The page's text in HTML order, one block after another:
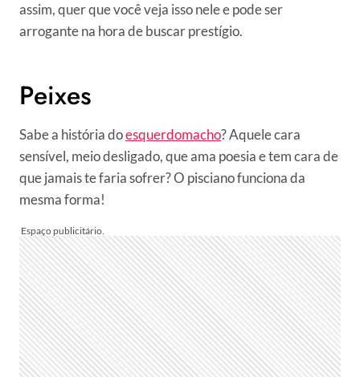
assim, quer que você veja isso nele e pode ser
arrogante na hora de buscar prestígio.
Peixes
Sabe a história doesquerdomacho? Aquele cara
sensível, meio desligado, que ama poesia e tem cara de
que jamais te faria sofrer? O pisciano funciona da
mesma forma!